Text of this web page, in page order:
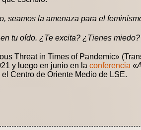
seamos la amenaza para el
tu oído. ¿Te excita? ¿Tienes
Threat in Times of Pandemic»
y luego en junio en la conferencia «
Centro de Oriente Medio de LSE.